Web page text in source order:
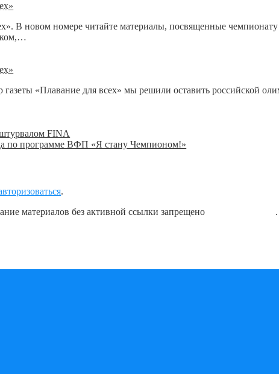
В новом номере читайте материалы, посвященные
«Плавание для всех» мы решили оставить российской
FINA
по программе ВФП «Я стану Чемпионом!»
.
материалов без активной ссылки запрещено
.